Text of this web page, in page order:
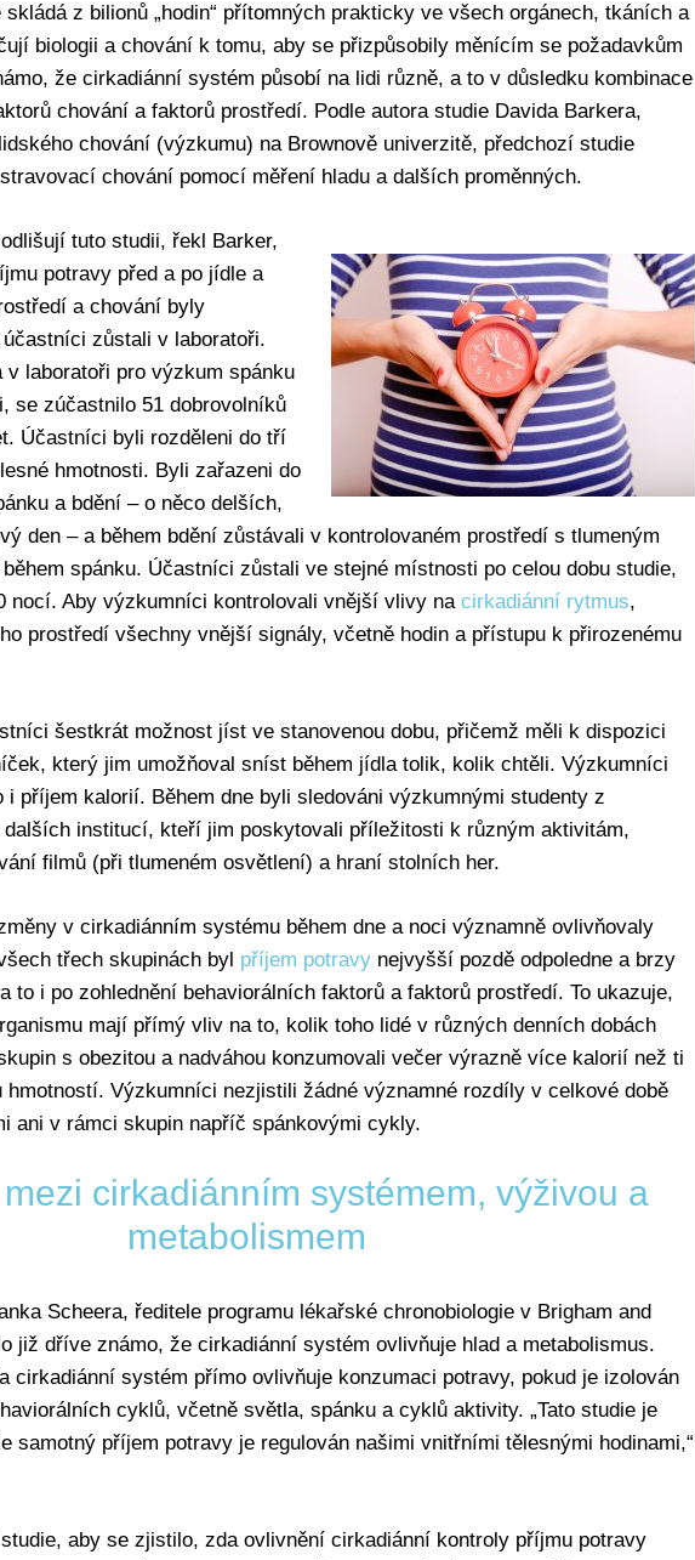
z bilionů „hodin“ přítomných prakticky ve všech orgánech, tkáních a
biologii a chování k tomu, aby se přizpůsobily měnícím se požadavkům
že cirkadiánní systém působí na lidi různě, a to v důsledku kombinace
chování a faktorů prostředí. Podle autora studie Davida Barkera,
chování (výzkumu) na Brownově univerzitě, předchozí studie
chování pomocí měření hladu a dalších proměnných.
tuto studii, řekl Barker,
potravy před a po jídle a
a chování byly
zůstali v laboratoři.
v laboratoři pro výzkum spánku
se zúčastnilo 51 dobrovolníků
Účastníci byli rozděleni do tří
hmotnosti. Byli zařazeni do
a bdění – o něco delších,
den – a během bdění zůstávali v kontrolovaném prostředí s tlumeným
spánku. Účastníci zůstali ve stejné místnosti po celou dobu studie,
nocí. Aby výzkumníci kontrolovali vnější vlivy na cirkadiánní rytmus,
prostředí všechny vnější signály, včetně hodin a přístupu k přirozenému
šestkrát možnost jíst ve stanovenou dobu, přičemž měli k dispozici
který jim umožňoval sníst během jídla tolik, kolik chtěli. Výzkumníci
i příjem kalorií. Během dne byli sledováni výzkumnými studenty z
dalších institucí, kteří jim poskytovali příležitosti k různým aktivitám,
filmů (při tlumeném osvětlení) a hraní stolních her.
v cirkadiánním systému během dne a noci významně ovlivňovaly
třech skupinách byl příjem potravy nejvyšší pozdě odpoledne a brzy
to i po zohlednění behaviorálních faktorů a faktorů prostředí. To ukazuje,
mají přímý vliv na to, kolik toho lidé v různých denních dobách
s obezitou a nadváhou konzumovali večer výrazně více kalorií než ti
hmotností. Výzkumníci nezjistili žádné významné rozdíly v celkové době
ani v rámci skupin napříč spánkovými cykly.
cirkadiánním systémem, výživou a
metabolismem
Scheera, ředitele programu lékařské chronobiologie v Brigham and
již dříve známo, že cirkadiánní systém ovlivňuje hlad a metabolismus.
cirkadiánní systém přímo ovlivňuje konzumaci potravy, pokud je izolován
cyklů, včetně světla, spánku a cyklů aktivity. „Tato studie je
samotný příjem potravy je regulován našimi vnitřními tělesnými hodinami,“
aby se zjistilo, zda ovlivnění cirkadiánní kontroly příjmu potravy